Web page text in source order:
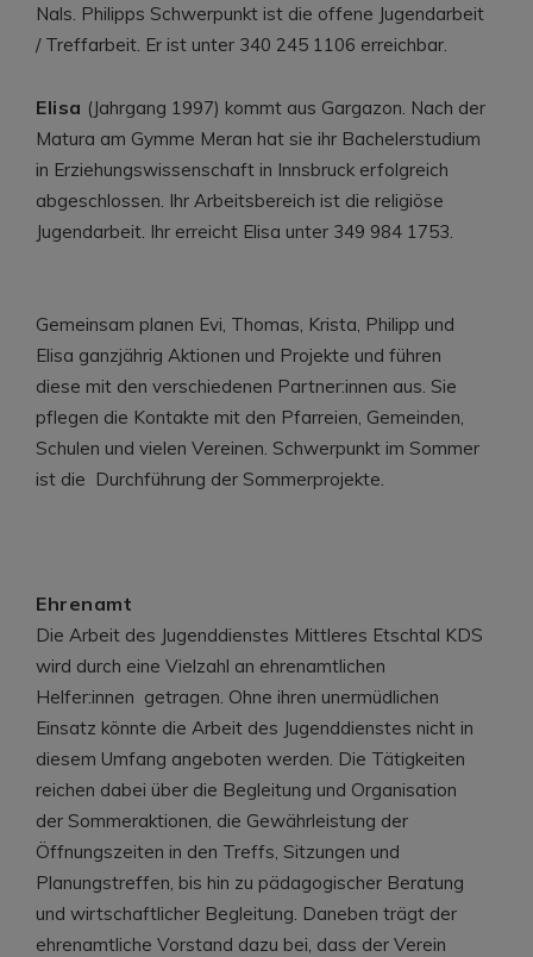
Nals. Philipps Schwerpunkt ist die offene Jugendarbeit
/ Treffarbeit. Er ist unter 340 245 1106 erreichbar.
Elisa (Jahrgang 1997) kommt aus Gargazon. Nach der
Matura am Gymme Meran hat sie ihr Bachelerstudium
in Erziehungswissenschaft in Innsbruck erfolgreich
abgeschlossen. Ihr Arbeitsbereich ist die religiöse
Jugendarbeit. Ihr erreicht Elisa unter 349 984 1753.
Gemeinsam planen Evi, Thomas, Krista, Philipp und
Elisa ganzjährig Aktionen und Projekte und führen
diese mit den verschiedenen Partner:innen aus. Sie
pflegen die Kontakte mit den Pfarreien, Gemeinden,
Schulen und vielen Vereinen. Schwerpunkt im Sommer
ist die Durchführung der Sommerprojekte.
Ehrenamt
Die Arbeit des Jugenddienstes Mittleres Etschtal KDS
wird durch eine Vielzahl an ehrenamtlichen
Helfer:innen getragen. Ohne ihren unermüdlichen
Einsatz könnte die Arbeit des Jugenddienstes nicht in
diesem Umfang angeboten werden. Die Tätigkeiten
reichen dabei über die Begleitung und Organisation
der Sommeraktionen, die Gewährleistung der
Öffnungszeiten in den Treffs, Sitzungen und
Planungstreffen, bis hin zu pädagogischer Beratung
und wirtschaftlicher Begleitung. Daneben trägt der
ehrenamtliche Vorstand dazu bei, dass der Verein